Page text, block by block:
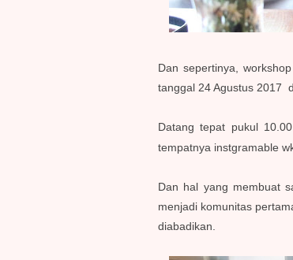
Dan sepertinya,
tanggal 24 Agustus 2017
Datang tepat pukul
tempatnya instgramable
Dan hal yang membuat
menjadi komunitas
diabadikan.